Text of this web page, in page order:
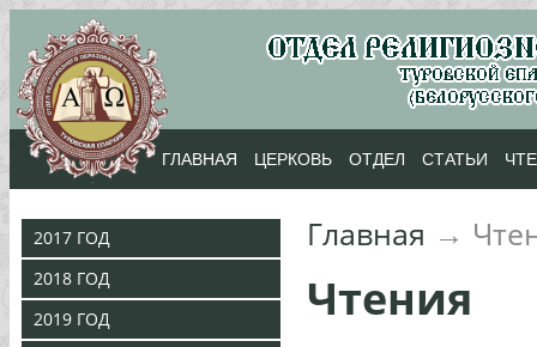
ГЛАВНАЯ ЦЕРКОВЬ ОТДЕЛ СТАТЬИ
2017 ГОД
2018 ГОД
2019 ГОД
Главная →
Чтения